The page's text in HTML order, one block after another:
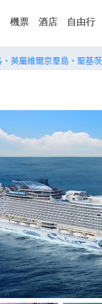
機票 酒店 自由行
英屬維爾京羣島、聖基